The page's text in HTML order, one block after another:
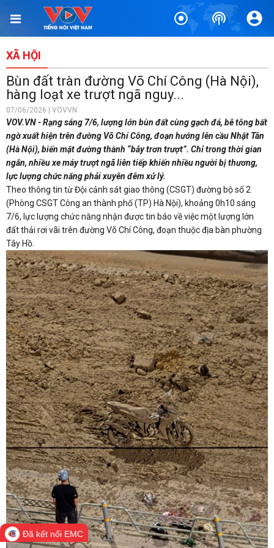
XÃ HỘI
Bùn đất tràn đường Võ Chí Công (Hà Nội),
hàng loạt xe trượt ngã nguy...
07/06/2026 | VOVVN
VOV.VN - Rạng sáng 7/6, lượng lớn bùn đất cùng gạch đá, bê tông bất
ngờ xuất hiện trên đường Võ Chí Công, đoạn hướng lên cầu Nhật Tân
(Hà Nội), biến mặt đường thành “bẫy trơn trượt”. Chỉ trong thời gian
ngắn, nhiều xe máy trượt ngã liên tiếp khiến nhiều người bị thương,
lực lượng chức năng phải xuyên đêm xử lý.
Theo thông tin từ Đội cảnh sát giao thông (CSGT) đường bộ số 2
(Phòng CSGT Công an thành phố (TP) Hà Nội), khoảng 0h10 sáng
7/6, lực lượng chức năng nhận được tin báo về việc một lượng lớn
đất thải rơi vãi trên đường Võ Chí Công, đoạn thuộc địa bàn phường
Tây Hồ.
Đã kết nối EMC